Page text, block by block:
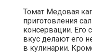
Томат Медовая
приготовления
консервации. Его
вкус делают его
в кулинарии.